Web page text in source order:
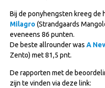
Veel gestelde vragen
Webshop
Evenementen
NRPS Keuringen
Bij de ponyhengsten kreeg de
Milagro (Strandgaards
eveneens 86 punten.
De beste allrounder was A
Zento) met 81,5 pnt.
De rapporten met de
zijn te vinden via deze link: